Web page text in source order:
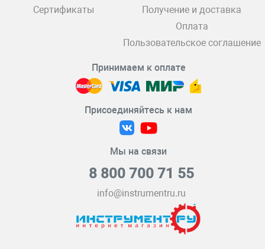
Сертификаты
Получение и доставка
Оплата
Пользовательское соглашение
Принимаем к оплате
Присоединяйтесь к нам
Мы на связи
8 800 700 71 55
info@instrumentru.ru